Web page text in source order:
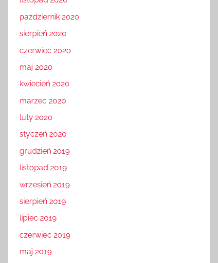
październik 2020
sierpień 2020
czerwiec 2020
maj 2020
kwiecień 2020
marzec 2020
luty 2020
styczeń 2020
grudzień 2019
listopad 2019
wrzesień 2019
sierpień 2019
lipiec 2019
czerwiec 2019
maj 2019